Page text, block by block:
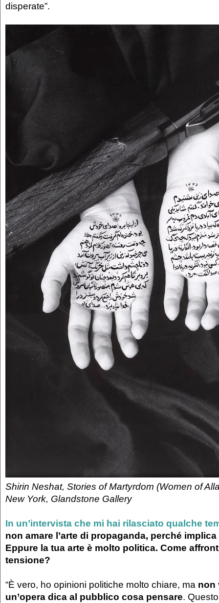
disperate”.
Shirin Neshat, Stories of Martyrdom (Women of
New York, Glandstone Gallery
In un’intervista che mi hai rilasciato qualche
non amare l’arte di propaganda, perché
Eppure la tua arte è molto politica. Come
tensione?
“È vero, ho opinioni politiche molto chiare, ma non
un’opera dica al pubblico cosa pensare.